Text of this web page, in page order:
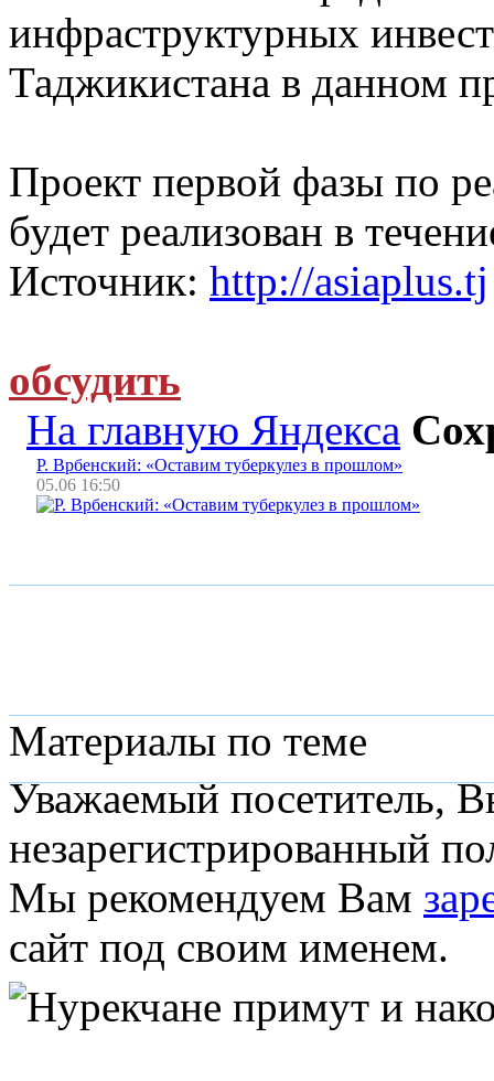
инфраструктурных
Таджикистана в данном
Проект первой фазы по
будет реализован в
Источник: http://asiaplus.tj
обсудить
На главную Яндекса
Р. Врбенский: «Оставим туберкулез в прошлом»
05.06 16:50
Материалы по теме
Уважаемый посетитель,
незарегистрированный
Мы рекомендуем Вам
сайт под своим именем.